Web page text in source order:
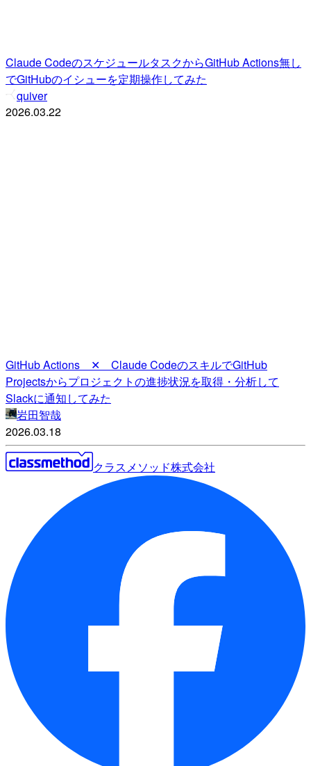
Claude CodeのスケジュールタスクからGitHub Actions無し
でGitHubのイシューを定期操作してみた
quiver
2026.03.22
GitHub Actions ✕ Claude CodeのスキルでGitHub
Projectsからプロジェクトの進捗状況を取得・分析して
Slackに通知してみた
岩田智哉
2026.03.18
クラスメソッド株式会社